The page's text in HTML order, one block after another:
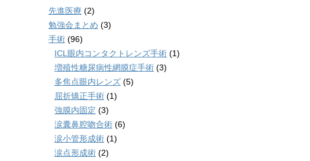
先進医療 (2)
勉強会まとめ (3)
手術 (96)
ICL眼内コンタクトレンズ手術 (1)
増殖性糖尿病性網膜症手術 (3)
多焦点眼内レンズ (5)
屈折矯正手術 (1)
強膜内固定 (3)
涙囊鼻腔吻合術 (6)
涙小管形成術 (1)
涙点形成術 (2)